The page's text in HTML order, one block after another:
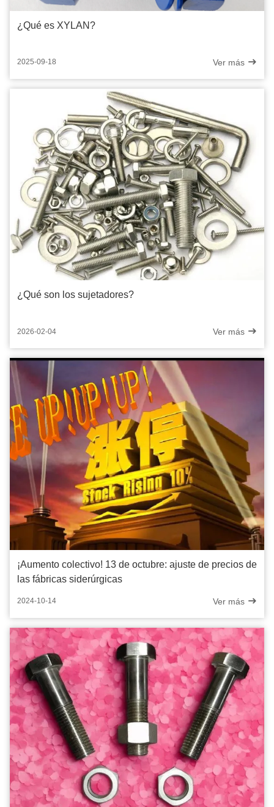
¿Qué es XYLAN?
2025-09-18 Ver más
¿Qué son los sujetadores?
2026-02-04 Ver más
¡Aumento colectivo! 13 de octubre: ajuste de precios de
las fábricas siderúrgicas
2024-10-14 Ver más